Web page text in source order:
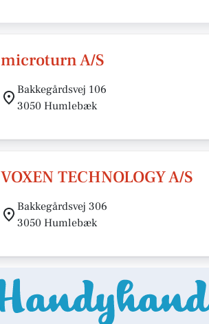
microturn A/S
Bakkegårdsvej 106
3050 Humlebæk
VOXEN TECHNOLOGY A/S
Bakkegårdsvej 306
3050 Humlebæk